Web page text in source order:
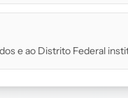
e ao Distrito Federal